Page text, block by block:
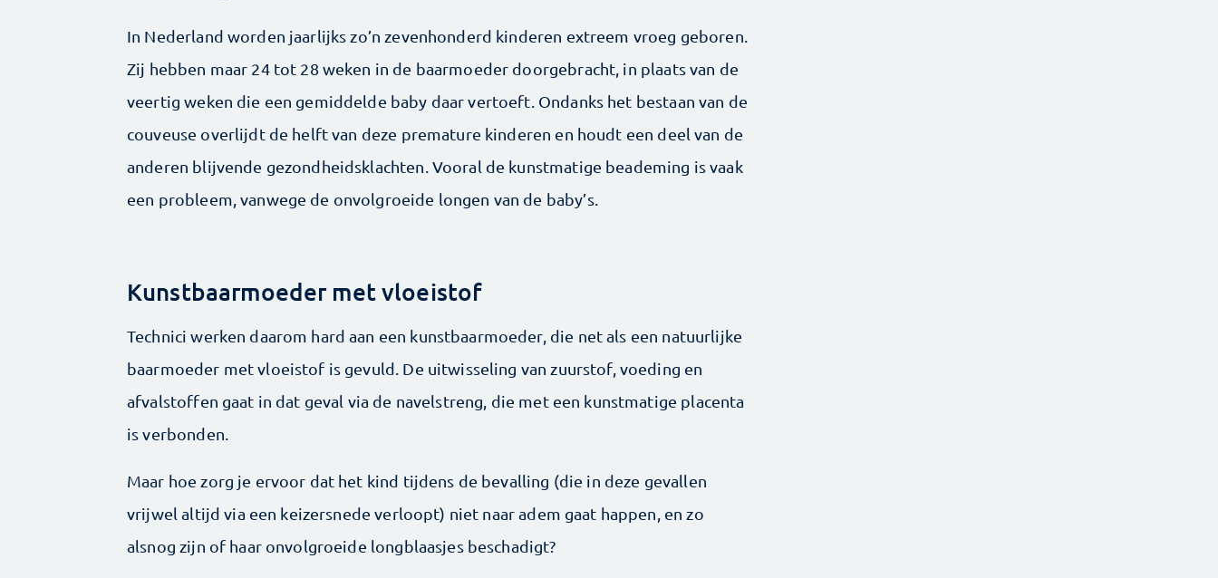
In Nederland worden jaarlijks zo’n zevenhonderd kinderen extreem vroeg geboren.
Zij hebben maar 24 tot 28 weken in de baarmoeder doorgebracht, in plaats van de
veertig weken die een gemiddelde baby daar vertoeft. Ondanks het bestaan van de
couveuse overlijdt de helft van deze premature kinderen en houdt een deel van de
anderen blijvende gezondheidsklachten. Vooral de kunstmatige beademing is vaak
een probleem, vanwege de onvolgroeide longen van de baby’s.
Kunstbaarmoeder met vloeistof
Technici werken daarom hard aan een kunstbaarmoeder, die net als een natuurlijke
baarmoeder met vloeistof is gevuld. De uitwisseling van zuurstof, voeding en
afvalstoffen gaat in dat geval via de navelstreng, die met een kunstmatige placenta
is verbonden.
Maar hoe zorg je ervoor dat het kind tijdens de bevalling (die in deze gevallen
vrijwel altijd via een keizersnede verloopt) niet naar adem gaat happen, en zo
alsnog zijn of haar onvolgroeide longblaasjes beschadigt?